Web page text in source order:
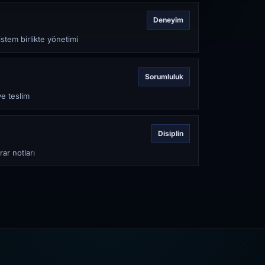
Deneyim
birlikte yönetimi
Sorumluluk
teslim
Disiplin
notları